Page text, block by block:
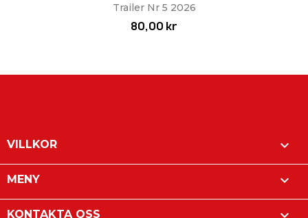
Trailer Nr 5 2026
80,00 kr
VILLKOR 
MENY 
KONTAKTA OSS